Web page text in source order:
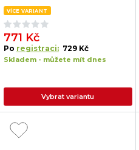
VÍCE VARIANT
771 Kč
Po registraci: 729 Kč
Skladem - můžete mít dnes
Vybrat variantu